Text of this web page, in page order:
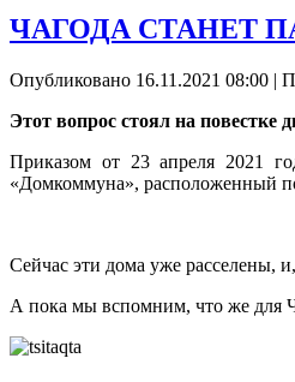
ЧАГОДА СТАНЕТ
Опубликовано 16.11.2021 08:00 |
Этот вопрос стоял на повестке
Приказом от 23 апреля 2021
«Домкоммуна», расположенный
Сейчас эти дома уже расселены,
А пока мы вспомним, что же для